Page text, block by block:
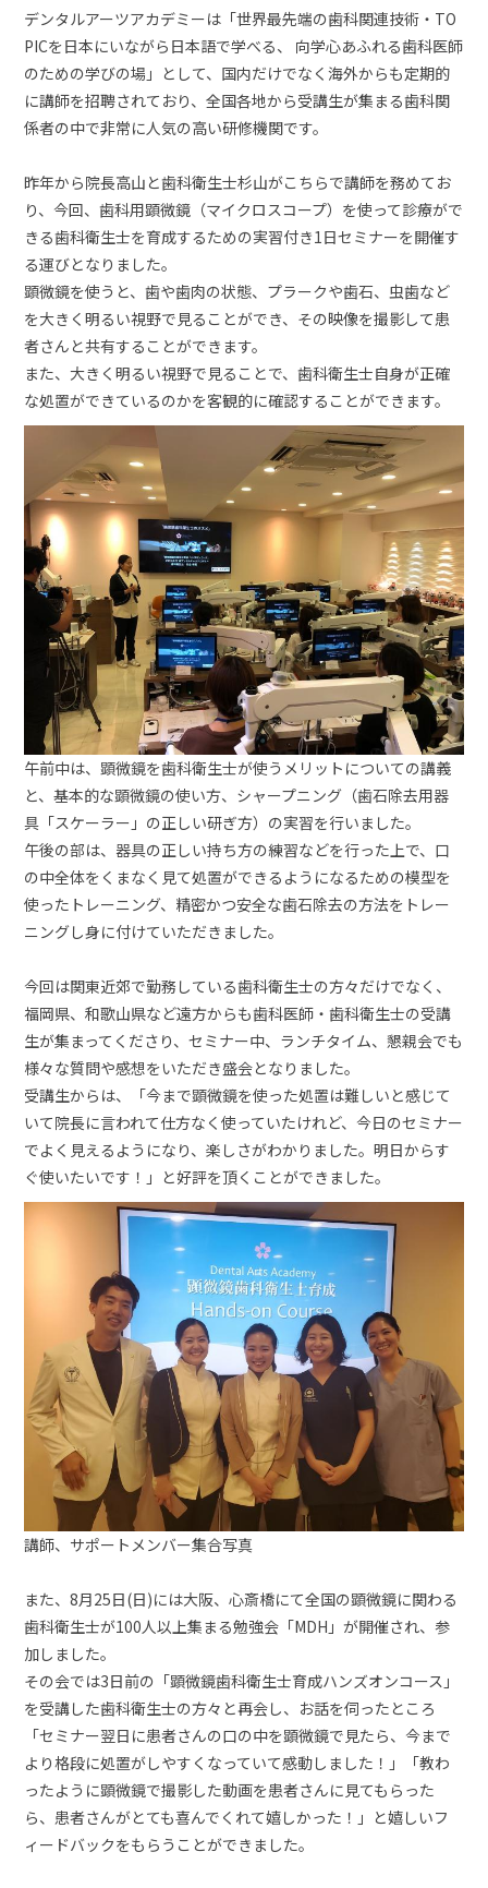
デンタルアーツアカデミーは「世界最先端の歯科関連技術・TO
PICを日本にいながら日本語で学べる、 向学心あふれる歯科医師
のための学びの場」として、国内だけでなく海外からも定期的
に講師を招聘されており、全国各地から受講生が集まる歯科関
係者の中で非常に人気の高い研修機関です。
昨年から院長高山と歯科衛生士杉山がこちらで講師を務めてお
り、今回、歯科用顕微鏡（マイクロスコープ）を使って診療がで
きる歯科衛生士を育成するための実習付き1日セミナーを開催す
る運びとなりました。
顕微鏡を使うと、歯や歯肉の状態、プラークや歯石、虫歯など
を大きく明るい視野で見ることができ、その映像を撮影して患
者さんと共有することができます。
また、大きく明るい視野で見ることで、歯科衛生士自身が正確
な処置ができているのかを客観的に確認することができます。
午前中は、顕微鏡を歯科衛生士が使うメリットについての講義
と、基本的な顕微鏡の使い方、シャープニング（歯石除去用器
具「スケーラー」の正しい研ぎ方）の実習を行いました。
午後の部は、器具の正しい持ち方の練習などを行った上で、口
の中全体をくまなく見て処置ができるようになるための模型を
使ったトレーニング、精密かつ安全な歯石除去の方法をトレー
ニングし身に付けていただきました。
今回は関東近郊で勤務している歯科衛生士の方々だけでなく、
福岡県、和歌山県など遠方からも歯科医師・歯科衛生士の受講
生が集まってくださり、セミナー中、ランチタイム、懇親会でも
様々な質問や感想をいただき盛会となりました。
受講生からは、「今まで顕微鏡を使った処置は難しいと感じて
いて院長に言われて仕方なく使っていたけれど、今日のセミナー
でよく見えるようになり、楽しさがわかりました。明日からす
ぐ使いたいです！」と好評を頂くことができました。
講師、サポートメンバー集合写真
また、8月25日(日)には大阪、心斎橋にて全国の顕微鏡に関わる
歯科衛生士が100人以上集まる勉強会「MDH」が開催され、参
加しました。
その会では3日前の「顕微鏡歯科衛生士育成ハンズオンコース」
を受講した歯科衛生士の方々と再会し、お話を伺ったところ
「セミナー翌日に患者さんの口の中を顕微鏡で見たら、今まで
より格段に処置がしやすくなっていて感動しました！」「教わ
ったように顕微鏡で撮影した動画を患者さんに見てもらった
ら、患者さんがとても喜んでくれて嬉しかった！」と嬉しいフ
ィードバックをもらうことができました。